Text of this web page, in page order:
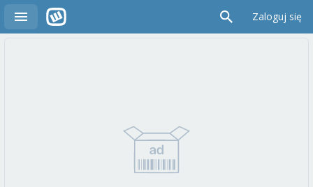
Zaloguj się